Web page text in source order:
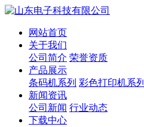
网站首页
关于我们
公司简介 荣誉资质
产品展示
条码机系列 彩色打印机系列
新闻资讯
公司新闻 行业动态
下载中心